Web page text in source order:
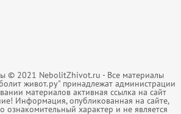
© 2021 NebolitZhivot.ru - Все материалы
живот.ру" принадлежат администрации
материалов активная ссылка на сайт
Информация, опубликованная на сайте,
ознакомительный характер и не является